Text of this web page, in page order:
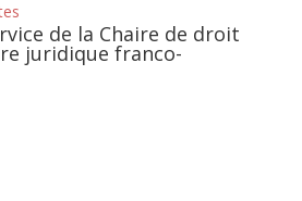
de la Chaire de droit
juridique franco-